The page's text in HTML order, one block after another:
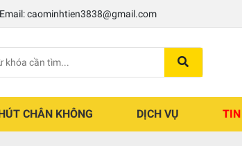
Email: caominhtien3838@gmail.com
CHÂN KHÔNG DỊCH VỤ